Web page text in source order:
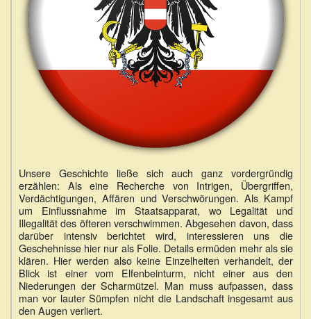
Unsere Geschichte ließe sich auch ganz vordergründig
erzählen: Als eine Recherche von Intrigen, Übergriffen,
Verdächtigungen, Affären und Verschwörungen. Als Kampf
um Einflussnahme im Staatsapparat, wo Legalität und
Illegalität des öfteren verschwimmen. Abgesehen davon, dass
darüber intensiv berichtet wird, interessieren uns die
Geschehnisse hier nur als Folie. Details ermüden mehr als sie
klären. Hier werden also keine Einzelheiten verhandelt, der
Blick ist einer vom Elfenbeinturm, nicht einer aus den
Niederungen der Scharmützel. Man muss aufpassen, dass
man vor lauter Sümpfen nicht die Landschaft insgesamt aus
den Augen verliert.